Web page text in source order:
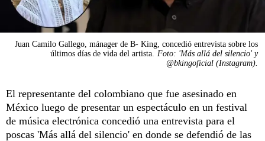
Juan Camilo Gallego, mánager de B- King, concedió entrevista sobre los
últimos días de vida del artista.
Foto: 'Más allá del silencio' y
@bkingoficial (Instagram).
El representante del colombiano que fue asesinado en
México luego de presentar un espectáculo en un festival
de música electrónica concedió una entrevista para el
poscas 'Más allá del silencio' en donde se defendió de las